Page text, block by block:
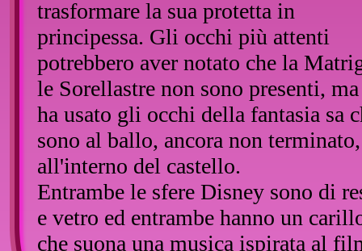
trasformare la sua protetta in
principessa. Gli occhi più attenti
potrebbero aver notato che la
le Sorellastre non sono presenti,
ha usato gli occhi della fantasia sa
sono al ballo, ancora non terminato,
all'interno del castello.
Entrambe le sfere Disney sono di
e vetro ed entrambe hanno un
che suona una musica ispirata al